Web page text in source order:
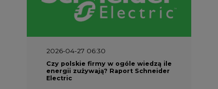
2026-04-27 06:30
Czy polskie firmy w ogóle wiedzą ile
energii zużywają? Raport Schneider
Electric